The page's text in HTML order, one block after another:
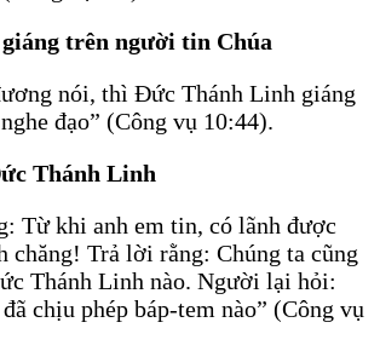
trên người tin Chúa
nói, thì Ðức Thánh Linh giáng
đạo” (Công vụ 10:44).
Thánh Linh
Từ khi anh em tin, có lãnh được
chăng! Trả lời rằng: Chúng ta cũng
Thánh Linh nào. Người lại hỏi:
chịu phép báp-tem nào” (Công vụ